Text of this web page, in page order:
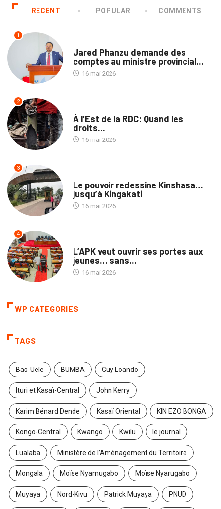
RECENT POPULAR COMMENTS
1
Jared Phanzu demande des
comptes au ministre provincial...
16 mai 2026
2
À l’Est de la RDC: Quand les
droits...
16 mai 2026
3
Le pouvoir redessine Kinshasa…
jusqu’à Kingakati
16 mai 2026
4
L’APK veut ouvrir ses portes aux
jeunes… sans...
16 mai 2026
WP CATEGORIES
TAGS
Bas-Uele BUMBA Guy Loando
Ituri et Kasaï-Central John Kerry
Karim Bénard Dende Kasaï Oriental KIN EZO BONGA
Kongo-Central Kwango Kwilu le journal
Lualaba Ministère de l’Aménagement du Territoire
Mongala Moïse Nyamugabo Moïse Nyarugabo
Muyaya Nord-Kivu Patrick Muyaya PNUD